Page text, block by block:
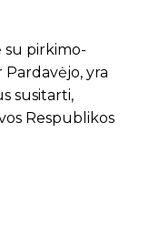
su pirkimo-
yra
susitarti,
Respublikos